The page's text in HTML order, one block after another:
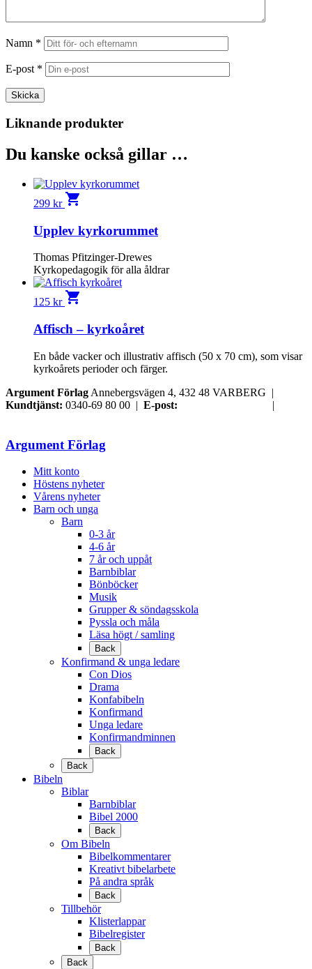
Namn *
E-post *
Liknande produkter
Du kanske också gillar …
299 kr shopping_cart
Upplev kyrkorummet
Thomas Pfitzinger-Drewes
Kyrkopedagogik för alla åldrar
125 kr shopping_cart
Affisch – kyrkoåret
En både vacker och illustrativ affisch (50 x 70 cm), som visar
kyrkoårets perioder och färger.
Argument Förlag Annebergsvägen 4, 432 48 VARBERG |
Kundtjänst: 0340-69 80 00 | E-post:
|
Argument Förlag
Mitt konto
Höstens nyheter
Vårens nyheter
Barn och unga
Barn
0-3 år
4-6 år
7 år och uppåt
Barnbiblar
Bönböcker
Musik
Grupper & söndagsskola
Pyssla och måla
Läsa högt / samling
Back
Konfirmand & unga ledare
Con Dios
Drama
Konfabibeln
Konfirmand
Unga ledare
Konfirmandminnen
Back
Back
Bibeln
Biblar
Barnbiblar
Bibel 2000
Back
Om Bibeln
Bibelkommentarer
Kreativt bibelarbete
På andra språk
Back
Tillbehör
Klisterlappar
Bibelregister
Back
Back